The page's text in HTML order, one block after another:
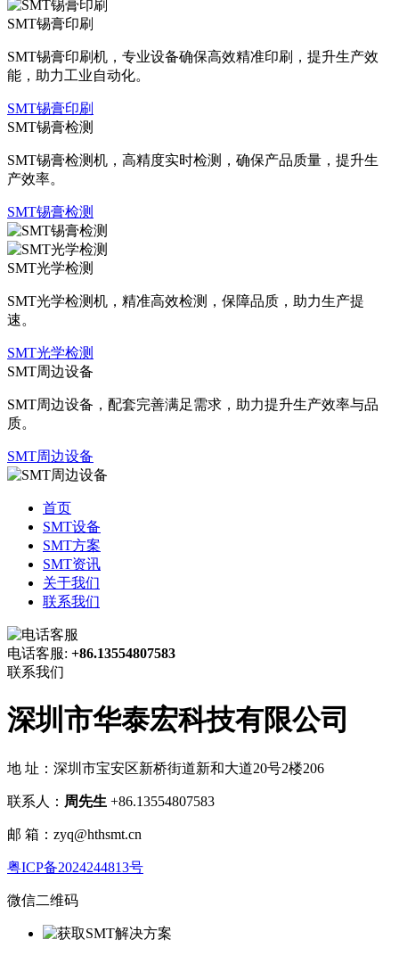
SMT锡膏印刷
SMT锡膏印刷机，专业设备确保高效精准印刷，提升生产效
能，助力工业自动化。
SMT锡膏印刷
SMT锡膏检测
SMT锡膏检测机，高精度实时检测，确保产品质量，提升生
产效率。
SMT锡膏检测
SMT光学检测
SMT光学检测机，精准高效检测，保障品质，助力生产提
速。
SMT光学检测
SMT周边设备
SMT周边设备，配套完善满足需求，助力提升生产效率与品
质。
SMT周边设备
首页
SMT设备
SMT方案
SMT资讯
关于我们
联系我们
电话客服: +86.13554807583
联系我们
深圳市华泰宏科技有限公司
地 址：深圳市宝安区新桥街道新和大道20号2楼206
联系人： 周先生 +86.13554807583
邮 箱：zyq@hthsmt.cn
粤ICP备2024244813号
微信二维码